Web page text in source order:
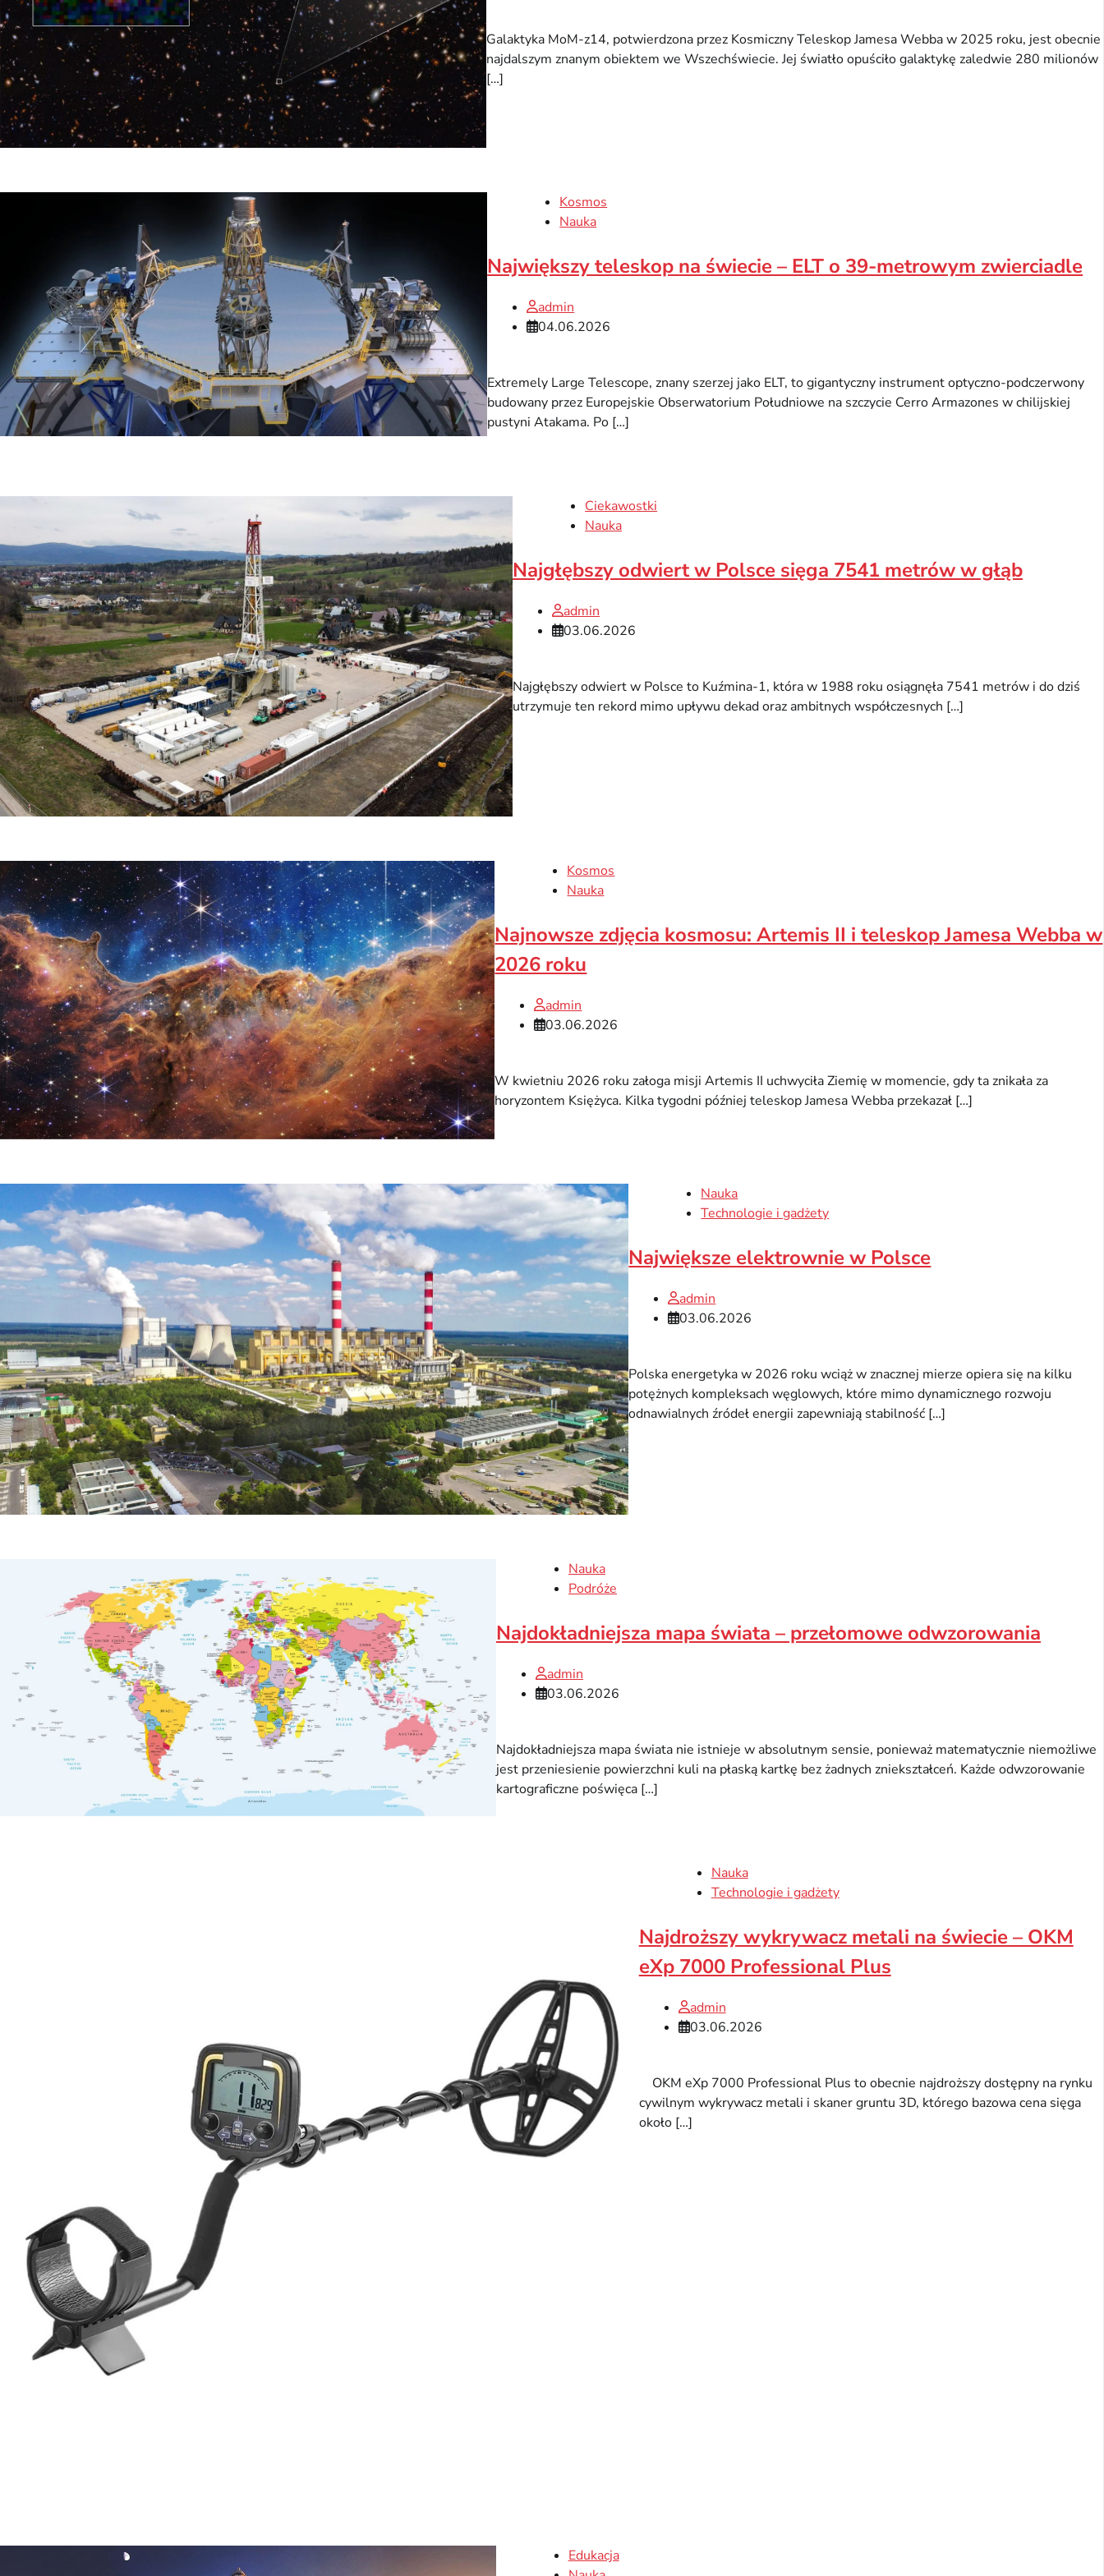
Galaktyka MoM-z14, potwierdzona przez Kosmiczny Teleskop Jamesa Webba w 2025 roku, jest obecnie
najdalszym znanym obiektem we Wszechświecie. Jej światło opuściło galaktykę zaledwie 280 milionów
[…]
Kosmos
Nauka
Największy teleskop na świecie – ELT o 39-metrowym zwierciadle
admin
04.06.2026
Extremely Large Telescope, znany szerzej jako ELT, to gigantyczny instrument optyczno-podczerwony
budowany przez Europejskie Obserwatorium Południowe na szczycie Cerro Armazones w chilijskiej
pustyni Atakama. Po […]
Ciekawostki
Nauka
Najgłębszy odwiert w Polsce sięga 7541 metrów w głąb
admin
03.06.2026
Najgłębszy odwiert w Polsce to Kuźmina-1, która w 1988 roku osiągnęła 7541 metrów i do dziś
utrzymuje ten rekord mimo upływu dekad oraz ambitnych współczesnych […]
Kosmos
Nauka
Najnowsze zdjęcia kosmosu: Artemis II i teleskop Jamesa Webba w
2026 roku
admin
03.06.2026
W kwietniu 2026 roku załoga misji Artemis II uchwyciła Ziemię w momencie, gdy ta znikała za
horyzontem Księżyca. Kilka tygodni później teleskop Jamesa Webba przekazał […]
Nauka
Technologie i gadżety
Największe elektrownie w Polsce
admin
03.06.2026
Polska energetyka w 2026 roku wciąż w znacznej mierze opiera się na kilku
potężnych kompleksach węglowych, które mimo dynamicznego rozwoju
odnawialnych źródeł energii zapewniają stabilność […]
Nauka
Podróże
Najdokładniejsza mapa świata – przełomowe odwzorowania
admin
03.06.2026
Najdokładniejsza mapa świata nie istnieje w absolutnym sensie, ponieważ matematycznie niemożliwe
jest przeniesienie powierzchni kuli na płaską kartkę bez żadnych zniekształceń. Każde odwzorowanie
kartograficzne poświęca […]
Nauka
Technologie i gadżety
Najdroższy wykrywacz metali na świecie – OKM
eXp 7000 Professional Plus
admin
03.06.2026
OKM eXp 7000 Professional Plus to obecnie najdroższy dostępny na rynku
cywilnym wykrywacz metali i skaner gruntu 3D, którego bazowa cena sięga
około […]
Edukacja